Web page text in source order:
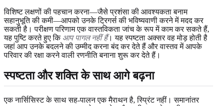
विशिष्ट लक्षणों की पहचान करना—जैसे प्रशंसा की आवश्यकता बनाम
सहानुभूति की कमी—आपको उनके ट्रिगर्स की भविष्यवाणी करने में मदद कर
सकती है। परीक्षण परिणाम एक वास्तविकता जांच के रूप में काम कर सकते हैं,
यह पुष्टि करते हुए कि आप पागल नहीं हैं। यह स्पष्टता अक्सर वह मोड़ होती है
जहां आप उनके बदलने की उम्मीद करना बंद कर देते हैं और वास्तव में आपके
परिवार की रक्षा करने वाली रणनीति बनाना शुरू कर देते हैं।
स्पष्टता और शक्ति के साथ आगे बढ़ना
एक नार्सिसिस्ट के साथ सह-पालन एक मैराथन है, स्प्रिंट नहीं। समानांतर